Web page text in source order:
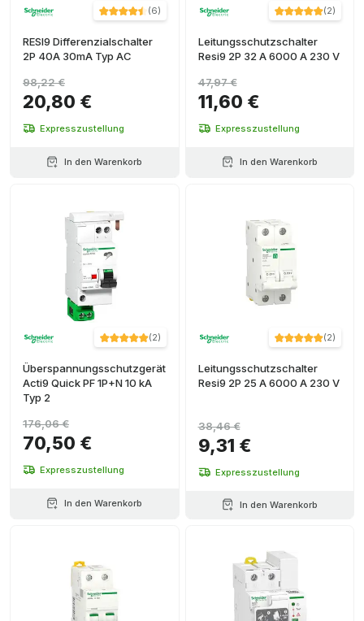
(6)
RESI9 Differenzialschalter
2P 40A 30mA Typ AC
20,80 €
98,22 €
Expresszustellung
In den Warenkorb
(2)
Leitungsschutzschalter
Resi9 2P 32 A 6000 A 230 V
11,60 €
47,97 €
Expresszustellung
In den Warenkorb
(2)
Überspannungsschutzgerät
Acti9 Quick PF 1P+N 10 kA
Typ 2
70,50 €
176,06 €
Expresszustellung
In den Warenkorb
(2)
Leitungsschutzschalter
Resi9 2P 25 A 6000 A 230 V
9,31 €
38,46 €
Expresszustellung
In den Warenkorb